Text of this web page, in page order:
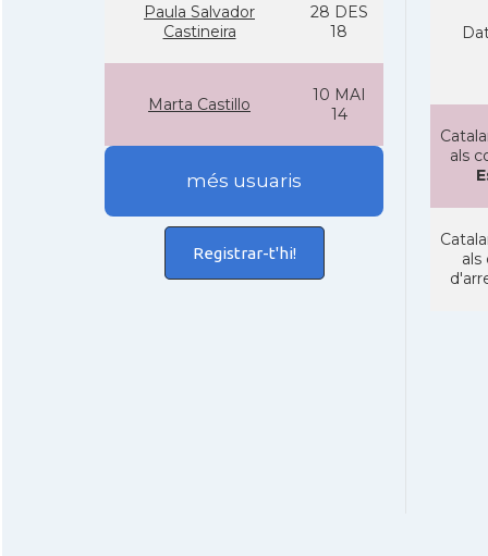
Paula Salvador
Castineira
28 DES
18
Marta Castillo
10 MAI
14
més usuaris
Registrar-t'hi!
als
als